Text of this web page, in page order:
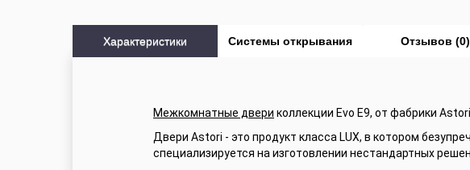
Характеристики Cистемы открывания Отзывов (0)
Межкомнатные двери коллекции Evo E9, от фабрики
Двери Astori - это продукт класса LUX, в котором
специализируется на изготовлении нестандартных